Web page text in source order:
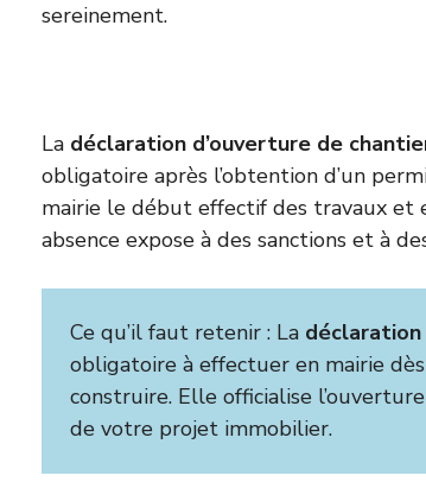
sereinement.
La déclaration d’ouverture de
obligatoire après l’obtention d’un
mairie le début effectif des travaux et
absence expose à des sanctions et à
Ce qu’il faut retenir : La déclaration
obligatoire à effectuer en mairie
construire. Elle officialise
de votre projet immobilier.